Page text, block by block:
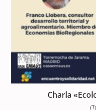
Charla